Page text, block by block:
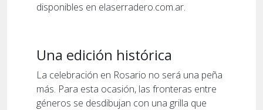
disponibles en elaserradero.com.ar.
Una edición histórica
La celebración en Rosario no será una peña
más. Para esta ocasión, las fronteras entre
géneros se desdibujan con una grilla que